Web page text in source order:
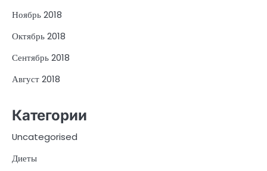
Ноябрь 2018
Октябрь 2018
Сентябрь 2018
Август 2018
Категории
Uncategorised
Диеты